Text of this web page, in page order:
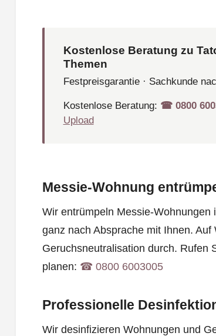
Kostenlose Beratung zu
Themen
Festpreisgarantie · Sachkunde
Kostenlose Beratung: ☎︎ 0800
Upload
Messie-Wohnung
Wir entrümpeln Messie-
ganz nach Absprache mit Ihnen.
Geruchsneutralisation durch. Rufen
planen: ☎︎ 0800 6003005
Professionelle
Wir desinfizieren Wohnungen und